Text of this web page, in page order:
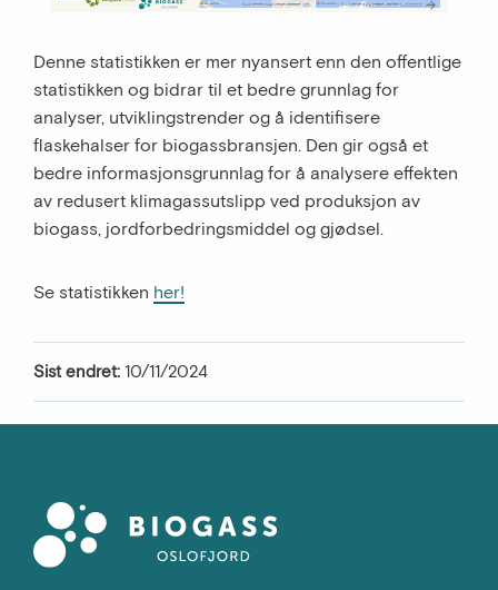
Denne statistikken er mer nyansert enn den offentlige
statistikken og bidrar til et bedre grunnlag for
analyser, utviklingstrender og å identifisere
flaskehalser for biogassbransjen. Den gir også et
bedre informasjonsgrunnlag for å analysere effekten
av redusert klimagassutslipp ved produksjon av
biogass, jordforbedringsmiddel og gjødsel.
Se statistikken her!
Sist endret: 10/11/2024